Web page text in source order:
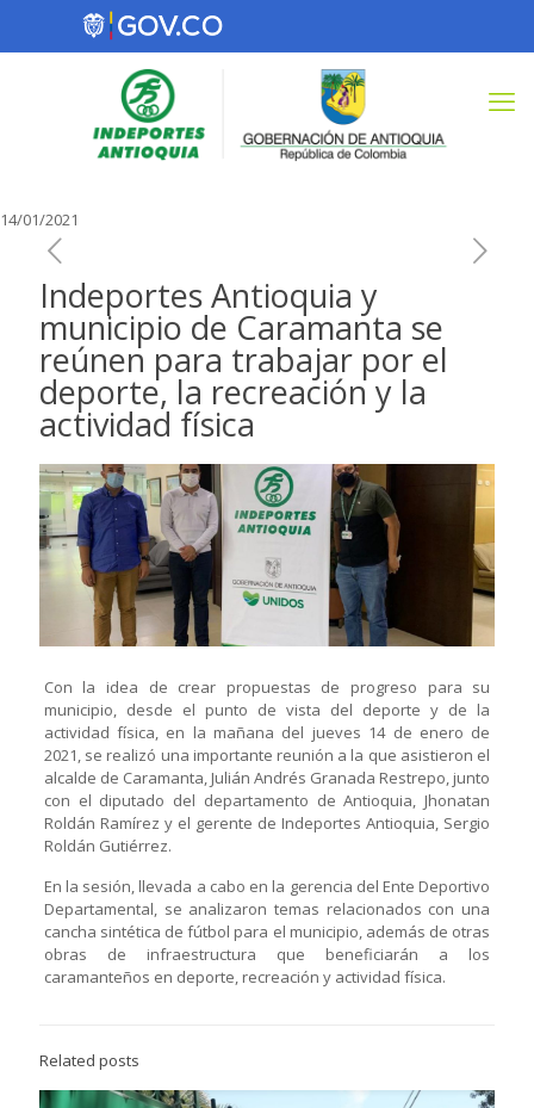
14/01/2021
Indeportes Antioquia y
municipio de Caramanta se
reúnen para trabajar por el
deporte, la recreación y la
actividad física
Con la idea de crear propuestas de progreso para su
municipio, desde el punto de vista del deporte y de la
actividad física, en la mañana del jueves 14 de enero de
2021, se realizó una importante reunión a la que asistieron el
alcalde de Caramanta, Julián Andrés Granada Restrepo, junto
con el diputado del departamento de Antioquia, Jhonatan
Roldán Ramírez y el gerente de Indeportes Antioquia, Sergio
Roldán Gutiérrez.
En la sesión, llevada a cabo en la gerencia del Ente Deportivo
Departamental, se analizaron temas relacionados con una
cancha sintética de fútbol para el municipio, además de otras
obras de infraestructura que beneficiarán a los
caramanteños en deporte, recreación y actividad física.
Related posts